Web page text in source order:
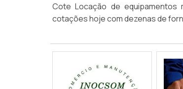
Cote Locação de
cotações hoje com dezenas de